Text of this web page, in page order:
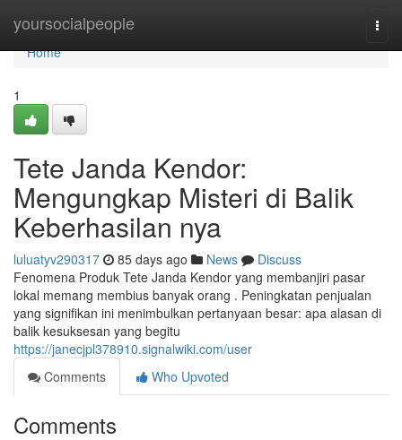
yoursocialpeople
Home
Home
1
Tete Janda Kendor:
Mengungkap Misteri di Balik
Keberhasilan nya
luluatyv290317 85 days ago News
Discuss
Fenomena Produk Tete Janda Kendor yang membanjiri pasar
lokal memang membius banyak orang . Peningkatan penjualan
yang signifikan ini menimbulkan pertanyaan besar: apa alasan di
balik kesuksesan yang begitu
https://janecjpl378910.signalwiki.com/user
Comments
Who Upvoted
Comments